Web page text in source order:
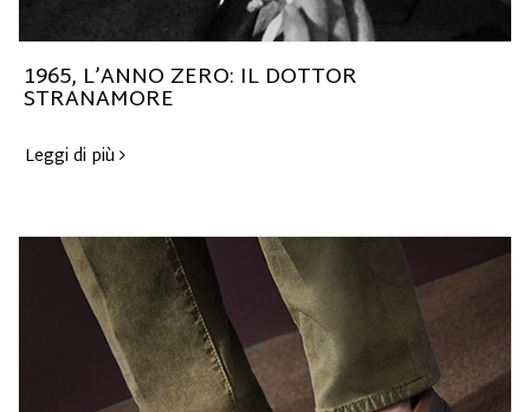
1965, L’ANNO ZERO: IL DOTTOR
STRANAMORE
Leggi di più